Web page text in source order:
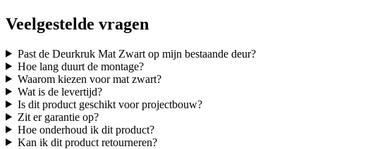
Veelgestelde vragen
Past de Deurkruk Mat Zwart op mijn bestaande deur?
Hoe lang duurt de montage?
Waarom kiezen voor mat zwart?
Wat is de levertijd?
Is dit product geschikt voor projectbouw?
Zit er garantie op?
Hoe onderhoud ik dit product?
Kan ik dit product retourneren?